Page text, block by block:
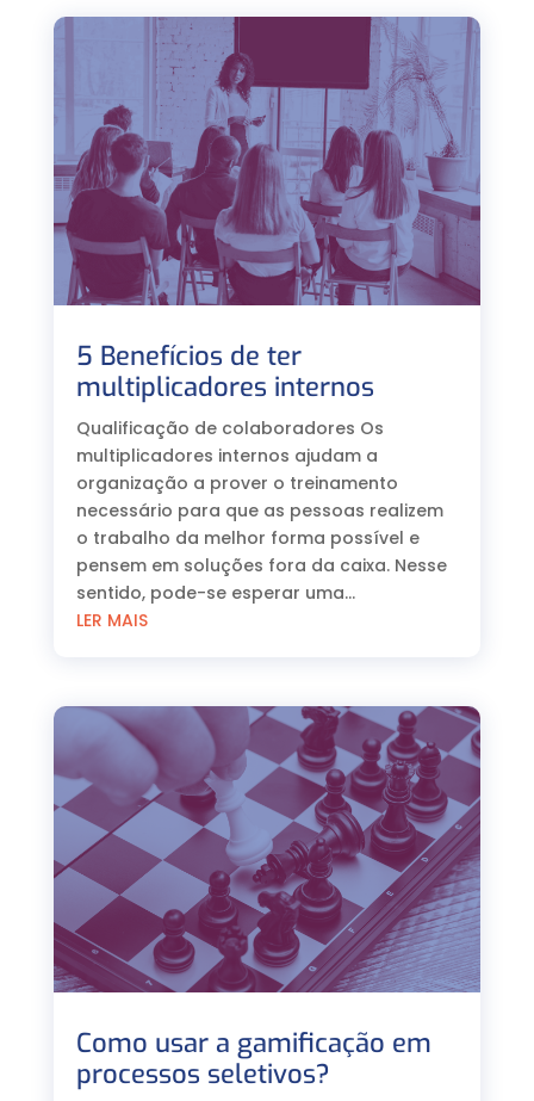
5 Benefícios de ter
multiplicadores internos
Qualificação de colaboradores Os
multiplicadores internos ajudam a
organização a prover o treinamento
necessário para que as pessoas realizem
o trabalho da melhor forma possível e
pensem em soluções fora da caixa. Nesse
sentido, pode-se esperar uma...
LER MAIS
Como usar a gamificação em
processos seletivos?